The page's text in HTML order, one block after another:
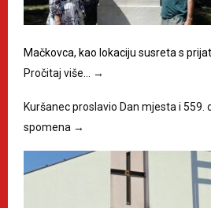
Mačkovca, kao lokaciju susreta s
Pročitaj više…
→
Kuršanec proslavio Dan mjesta i 559.
spomena →